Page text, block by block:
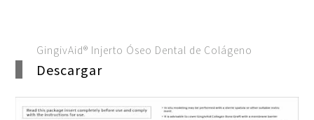
GingivAid® Injerto Óseo Dental de Colágeno
Descargar